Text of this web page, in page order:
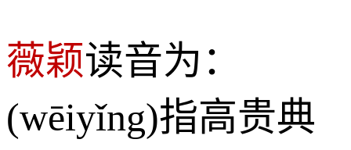
薇颖读音为：
(wēiyǐng)指高贵典